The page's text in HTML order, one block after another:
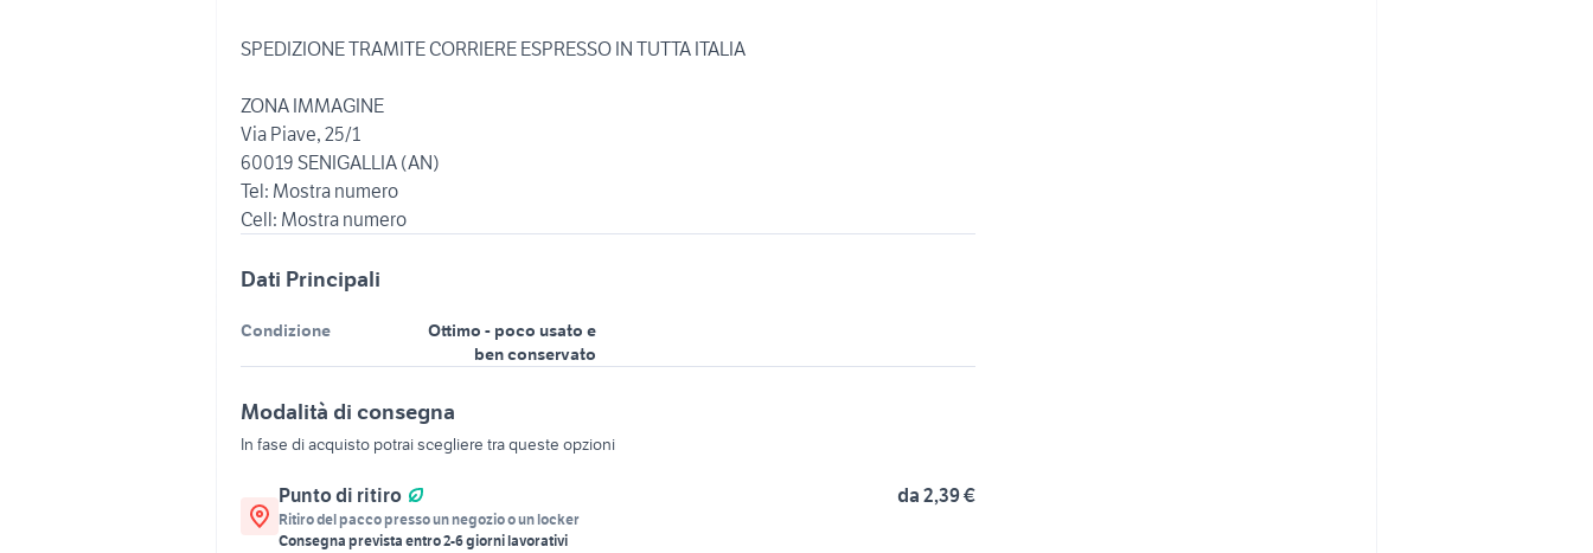
SPEDIZIONE TRAMITE CORRIERE ESPRESSO IN TUTTA ITALIA
ZONA IMMAGINE
Via Piave, 25/1
60019 SENIGALLIA (AN)
Tel: Mostra numero
Cell: Mostra numero
Dati Principali
Condizione
Ottimo - poco usato e
ben conservato
Modalità di consegna
In fase di acquisto potrai scegliere tra queste opzioni
Punto di ritiro da 2,39 €
Ritiro del pacco presso un negozio o un locker
Consegna prevista entro2-6giorni lavorativi